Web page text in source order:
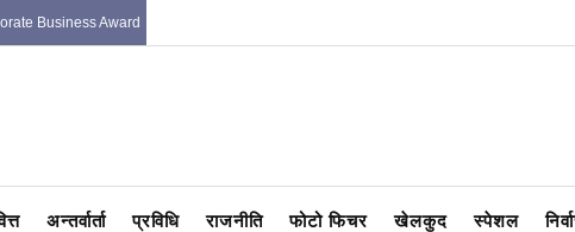
Business Award
अन्तर्वार्ता प्रविधि राजनीति फोटो फिचर खेलकुद स्पेशल